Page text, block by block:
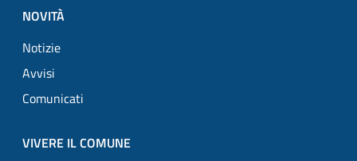
NOVITÀ
Notizie
Avvisi
Comunicati
VIVERE IL COMUNE